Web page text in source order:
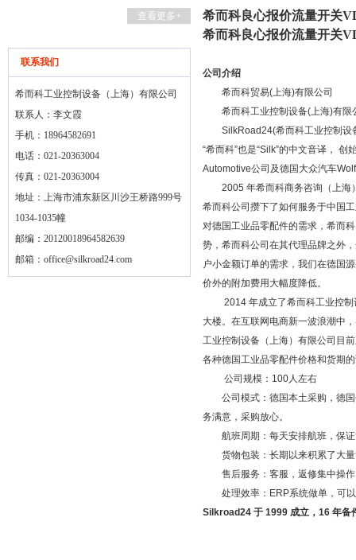
查看更多+
联系我们
希而科工业控制设备（上海）有限公司
联系人：李文霞
手机：18964582691
电话：021-20363004
传真：021-20363004
地址：上海市浦东新区川沙王桥路999号
1034-1035幢
邮编：20120018964582639
邮箱： office@silkroad24.com
希而科良心报价流量开关
希而科良心报价流量开关
公司介绍
希而科贸易(上海)有限公司
希而科工业控制设备(上海)有限
SilkRoad24(希而科工业控制设
“希而科”也是“Silk”的中文音译， 创
Automotive公司及德国大众汽车
2005 年希而科商务咨询（上海
希而科公司攒下了如何服务于中国
对德国工业品零配件的需求，希而
势，希而科公司在其代理品牌之外
户小金额订单的需求，我们在德国
价外的附加费用大幅度降低。
2014 年成立了希而科工业控
大楼。在互联网电商新一波浪潮中
工业控制设备（上海）有限公司目
各种德国工业品零配件价格和货期
公司规模： 100人左右
公司模式：德国本土采购，德
务满意，采购放心。
航班周期：每天安排航班，保
货物包装：长期以来积累了大
售后服务：客服，返修集中操
处理效率： ERP系统做单，可
Silkroad24 于 1999 成立， 16 年备